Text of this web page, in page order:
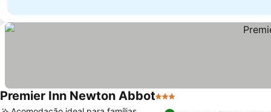
Premier Inn Newton Abbot3 Estrelas